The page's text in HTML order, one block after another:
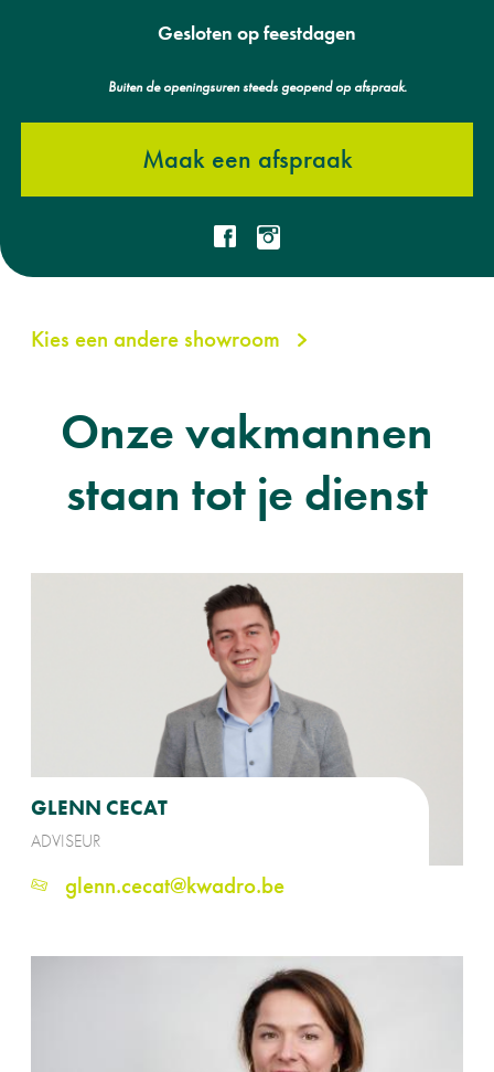
Gesloten op feestdagen
Buiten de openingsuren steeds geopend op afspraak.
Maak een afspraak
Kies een andere showroom
Onze vakmannen
staan tot je dienst
GLENN CECAT
ADVISEUR
glenn.cecat@kwadro.be